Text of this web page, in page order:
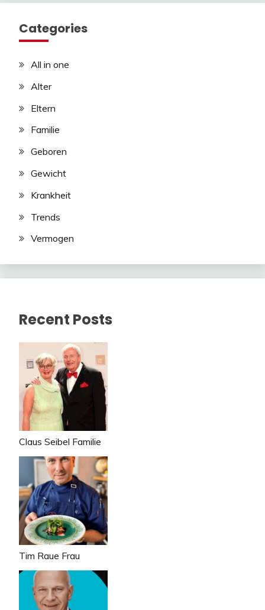
Categories
All in one
Alter
Eltern
Familie
Geboren
Gewicht
Krankheit
Trends
Vermogen
Recent Posts
Claus Seibel Familie
Tim Raue Frau